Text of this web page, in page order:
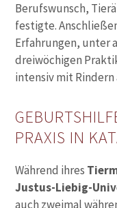
Berufswunsch,
festigte.
Erfahrungen, unter
dreiwöchigen
intensiv mit
PRAXIS IN
Während ihres
Justus-Liebig-
auch zweimal